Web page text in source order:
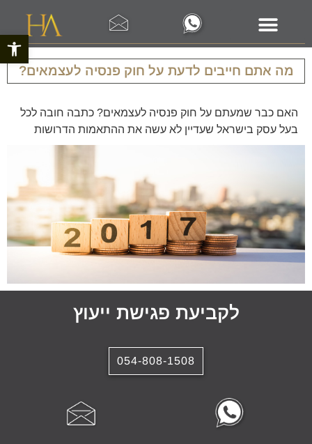
פתח
מה אתם חייבים לדעת על חוק פנסיה לעצמאים?
האם כבר שמעתם על חוק פנסיה לעצמאים? כתבה חובה לכל
בעל עסק בישראל שעדיין לא עשה את ההתאמות הדרושות
לקביעת פגישת ייעוץ
054-808-1508